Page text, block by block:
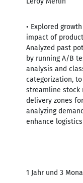
• Explored
impact of
Analyzed past
by running A/B
analysis and
categorization,
streamline stock
delivery zones
analyzing
enhance
1 Jahr und 3